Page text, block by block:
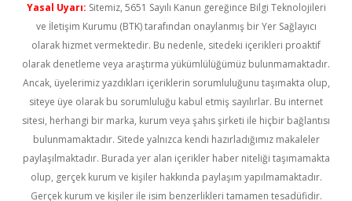
Yasal Uyarı: Sitemiz, 5651 Sayılı Kanun gereğince Bilgi Teknolojileri
ve İletişim Kurumu (BTK) tarafından onaylanmış bir Yer Sağlayıcı
olarak hizmet vermektedir. Bu nedenle, sitedeki içerikleri proaktif
olarak denetleme veya araştırma yükümlülüğümüz bulunmamaktadır.
Ancak, üyelerimiz yazdıkları içeriklerin sorumluluğunu taşımakta olup,
siteye üye olarak bu sorumluluğu kabul etmiş sayılırlar. Bu internet
sitesi, herhangi bir marka, kurum veya şahıs şirketi ile hiçbir bağlantısı
bulunmamaktadır. Sitede yalnızca kendi hazırladığımız makaleler
paylaşılmaktadır. Burada yer alan içerikler haber niteliği taşımamakta
olup, gerçek kurum ve kişiler hakkında paylaşım yapılmamaktadır.
Gerçek kurum ve kişiler ile isim benzerlikleri tamamen tesadüfidir.